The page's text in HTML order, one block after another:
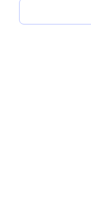
Est-ce que